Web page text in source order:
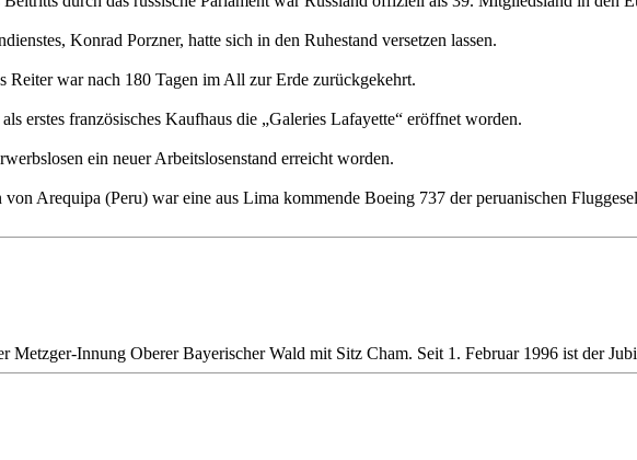
Konrad Porzner, hatte sich in den Ruhestand versetzen lassen.
Reiter war nach 180 Tagen im All zur Erde zurückgekehrt.
erstes französisches Kaufhaus die „Galeries Lafayette“ eröffnet worden.
ein neuer Arbeitslosenstand erreicht worden.
Arequipa (Peru) war eine aus Lima kommende Boeing 737 der peruanischen
Metzger-Innung Oberer Bayerischer Wald mit Sitz Cham. Seit 1. Februar 1996 ist der